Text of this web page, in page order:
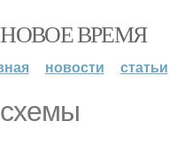
НОВОЕ ВРЕМЯ
новости статьи